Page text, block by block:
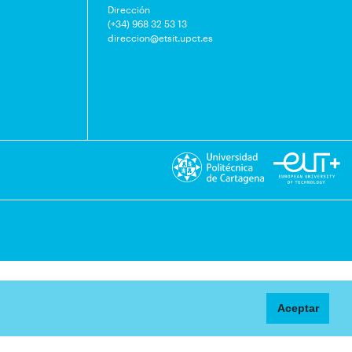
Aceptar
Dirección
(+34) 968 32 53 13
direccion@etsit.upct.es